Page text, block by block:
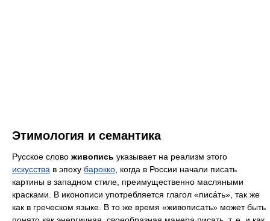
Этимология и семантика
Русское слово живопись указывает на реализм этого
искусства в эпоху барокко, когда в России начали писать
картины в западном стиле, преимущественно масляными
красками. В иконописи употребляется глагол «писа́ть», так же
как в греческом языке. В то же время «живописать» может быть